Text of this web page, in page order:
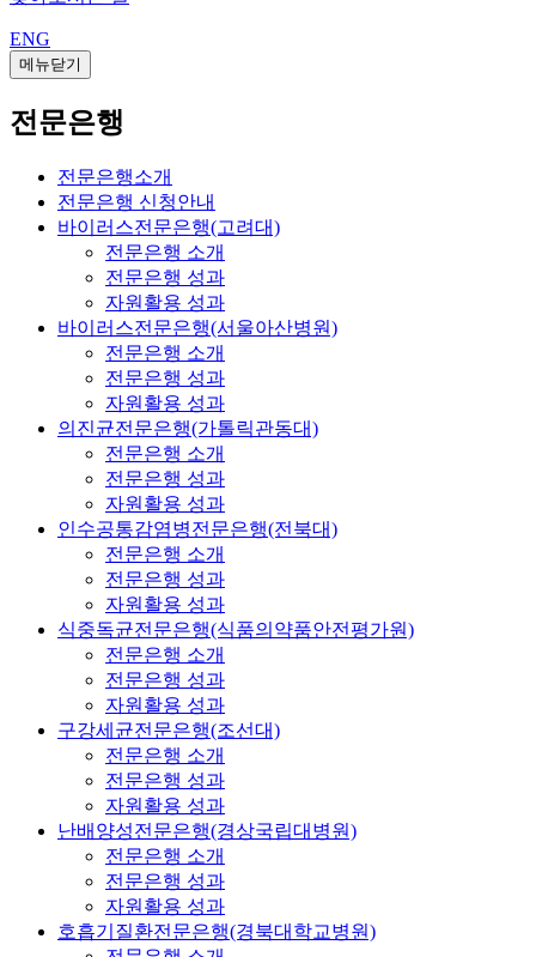
ENG
메뉴닫기
전문은행
전문은행소개
전문은행 신청안내
바이러스전문은행(고려대)
전문은행 소개
전문은행 성과
자원활용 성과
바이러스전문은행(서울아산병원)
전문은행 소개
전문은행 성과
자원활용 성과
의진균전문은행(가톨릭관동대)
전문은행 소개
전문은행 성과
자원활용 성과
인수공통감염병전문은행(전북대)
전문은행 소개
전문은행 성과
자원활용 성과
식중독균전문은행(식품의약품안전평가원)
전문은행 소개
전문은행 성과
자원활용 성과
구강세균전문은행(조선대)
전문은행 소개
전문은행 성과
자원활용 성과
난배양성전문은행(경상국립대병원)
전문은행 소개
전문은행 성과
자원활용 성과
호흡기질환전문은행(경북대학교병원)